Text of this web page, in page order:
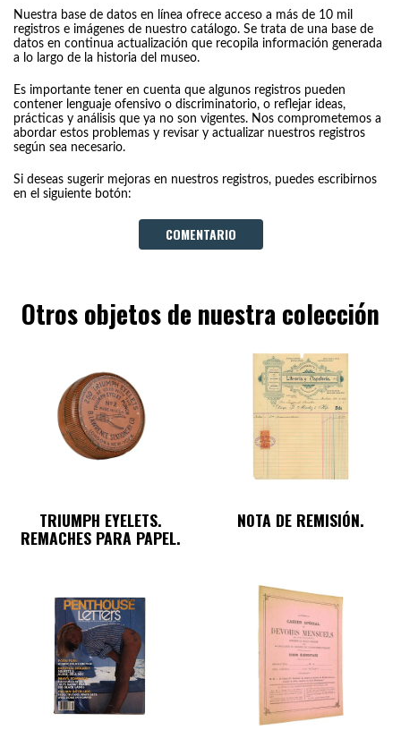
Nuestra base de datos en línea ofrece acceso a más de 10 mil
registros e imágenes de nuestro catálogo. Se trata de una base de
datos en continua actualización que recopila información generada
a lo largo de la historia del museo.
Es importante tener en cuenta que algunos registros pueden
contener lenguaje ofensivo o discriminatorio, o reflejar ideas,
prácticas y análisis que ya no son vigentes. Nos comprometemos a
abordar estos problemas y revisar y actualizar nuestros registros
según sea necesario.
Si deseas sugerir mejoras en nuestros registros, puedes escribirnos
en el siguiente botón:
COMENTARIO
Otros objetos de nuestra colección
TRIUMPH EYELETS.
REMACHES PARA PAPEL.
NOTA DE REMISIÓN.